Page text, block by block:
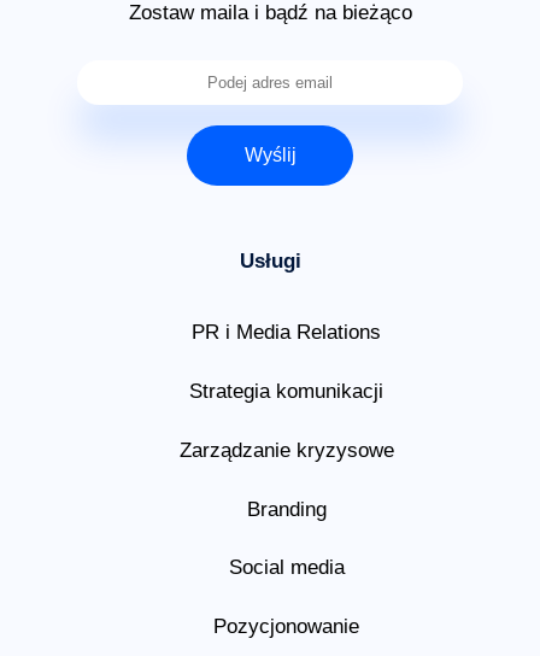
Zostaw maila i bądź na bieżąco
Wyślij
Usługi
PR i Media Relations
Strategia komunikacji
Zarządzanie kryzysowe
Branding
Social media
Pozycjonowanie